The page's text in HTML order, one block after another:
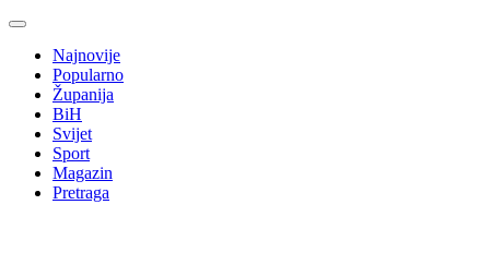
Najnovije
Popularno
Županija
BiH
Svijet
Sport
Magazin
Pretraga